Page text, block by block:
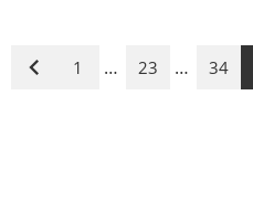
Vorige
1 … 23 … 34